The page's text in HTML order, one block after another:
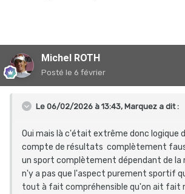
Michel ROTH
Posté le 6 février
Le 06/02/2026 à 13:43, Marquez a dit :
Oui mais là c'était extrême donc logique
compte de résultats complètement
un sport complètement dépendant de la
n'y a pas que l'aspect purement sportif
tout à fait compréhensible qu'on ait fait